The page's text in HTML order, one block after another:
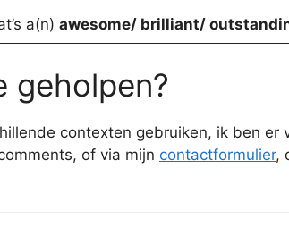
a(n) awesome/ brilliant/
geholpen?
contexten gebruiken, ik ben er
of via mijn contactformulier,